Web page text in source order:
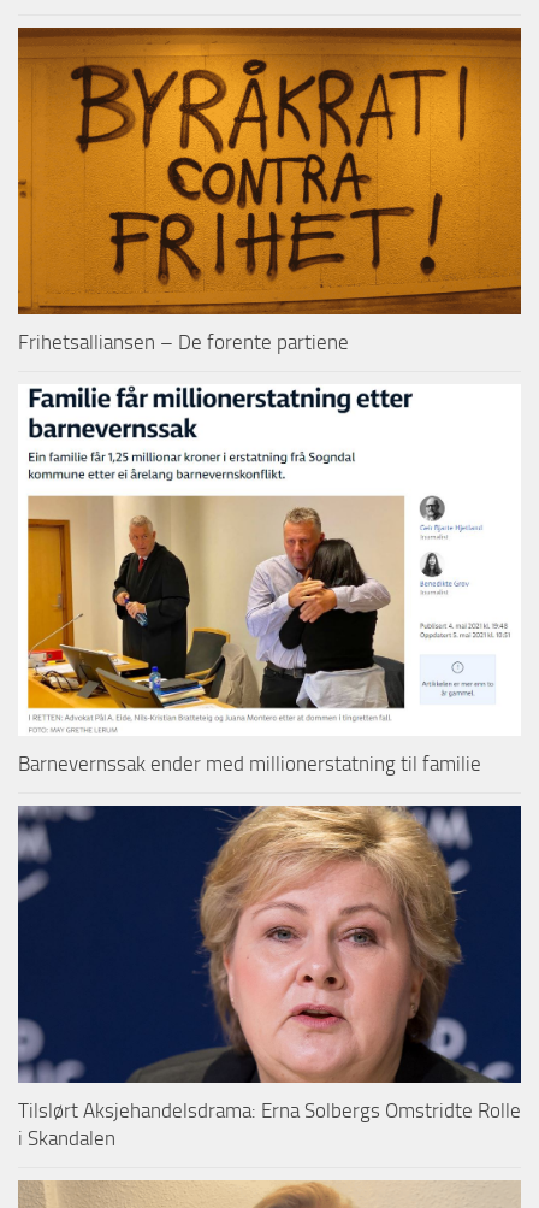
Frihetsalliansen – De forente partiene
Barnevernssak ender med millionerstatning til familie
Tilslørt Aksjehandelsdrama: Erna Solbergs Omstridte Rolle
i Skandalen